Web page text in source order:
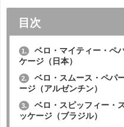
目次
1.
ベロ・マイティー・ペ
ケージ（日本）
2.
ベロ・スムース・ペパ
ージ（アルゼンチン）
3.
ベロ・スピッフィー・
ッケージ（ブラジル）